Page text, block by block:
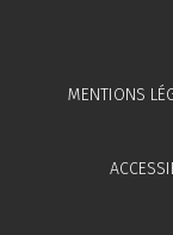
MENTIONS